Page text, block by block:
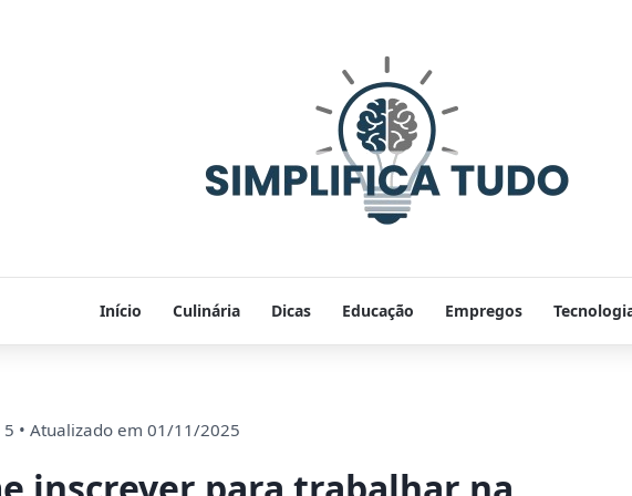
Início Culinária Dicas Educação Empregos
• Atualizado em 01/11/2025